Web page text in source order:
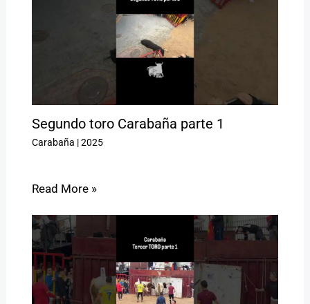
Segundo toro Carabaña parte 1
Carabaña |2025
Read More »